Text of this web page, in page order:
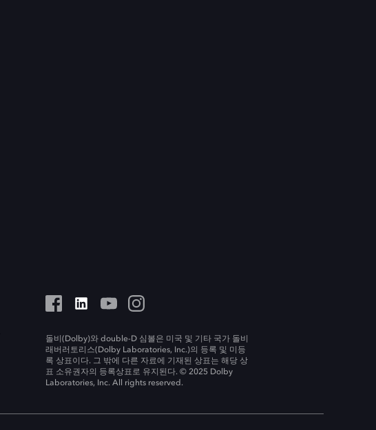
돌비(Dolby)와 double-D 심볼은 미국 및 기타 국가 돌비
래버러토리스(Dolby Laboratories, Inc.)의 등록 및 미등
록 상표이다. 그 밖에 다른 자료에 기재된 상표는 해당 상
표 소유권자의 등록상표로 유지된다. © 2025 Dolby
Laboratories, Inc. All rights reserved.